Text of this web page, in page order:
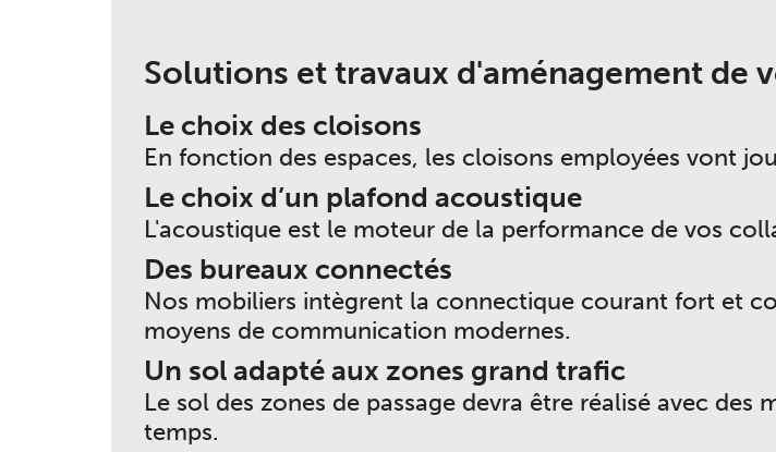
Solutions et travaux d'aménagement de
Le choix des cloisons
En fonction des espaces, les cloisons employées vont
Le choix d’un plafond acoustique
L'acoustique est le moteur de la performance de vos
Des bureaux connectés
Nos mobiliers intègrent la connectique courant fort et
moyens de communication modernes.
Un sol adapté aux zones grand trafic
Le sol des zones de passage devra être réalisé avec
temps.